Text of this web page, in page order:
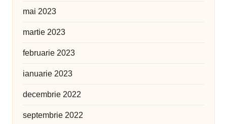
mai 2023
martie 2023
februarie 2023
ianuarie 2023
decembrie 2022
septembrie 2022